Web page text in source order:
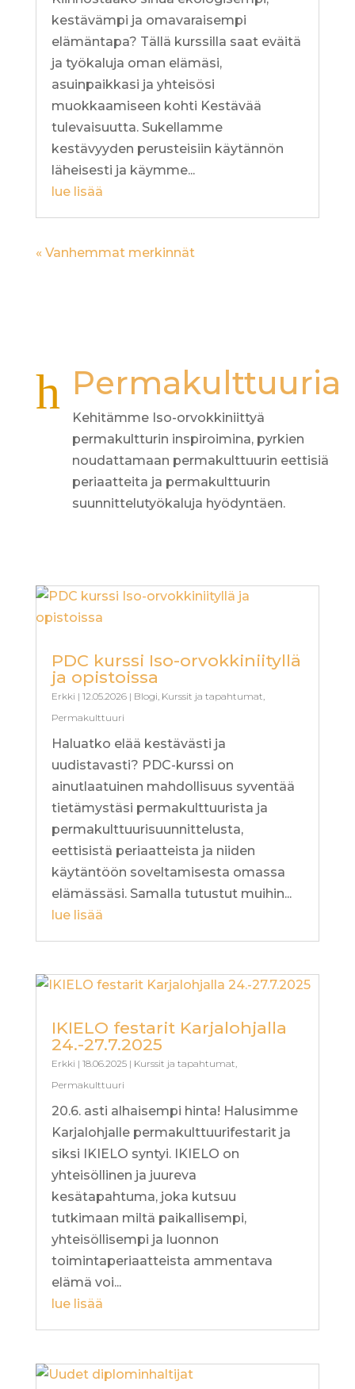
kestävämpi ja omavaraisempi
elämäntapa? Tällä kurssilla saat eväitä
ja työkaluja oman elämäsi,
asuinpaikkasi ja yhteisösi
muokkaamiseen kohti Kestävää
tulevaisuutta. Sukellamme
kestävyyden perusteisiin käytännön
läheisesti ja käymme...
lue lisää
« Vanhemmat merkinnät
h Permakulttuuria
Kehitämme Iso-orvokkiniittyä
permakultturin inspiroimina, pyrkien
noudattamaan permakulttuurin eettisiä
periaatteita ja permakulttuurin
suunnittelutyökaluja hyödyntäen.
PDC kurssi Iso-orvokkiniityllä
ja opistoissa
Erkki | 12.05.2026| Blogi, Kurssit ja tapahtumat,
Permakulttuuri
Haluatko elää kestävästi ja
uudistavasti? PDC-kurssi on
ainutlaatuinen mahdollisuus syventää
tietämystäsi permakulttuurista ja
permakulttuurisuunnittelusta,
eettisistä periaatteista ja niiden
käytäntöön soveltamisesta omassa
elämässäsi. Samalla tutustut muihin...
lue lisää
IKIELO festarit Karjalohjalla
24.-27.7.2025
Erkki | 18.06.2025| Kurssit ja tapahtumat,
Permakulttuuri
20.6. asti alhaisempi hinta! Halusimme
Karjalohjalle permakulttuurifestarit ja
siksi IKIELO syntyi. IKIELO on
yhteisöllinen ja juureva
kesätapahtuma, joka kutsuu
tutkimaan miltä paikallisempi,
yhteisöllisempi ja luonnon
toimintaperiaatteista ammentava
elämä voi...
lue lisää